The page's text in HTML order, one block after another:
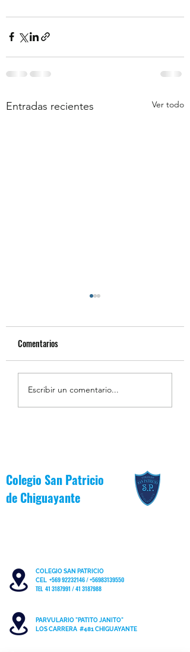
Entradas recientes Ver todo
Resumen de la Semana de
Comentarios
Escribir un comentario...
Colegio San Patricio
de Chiguayante
COLEGIO SAN PATRICIO
CEL +569 92232146/+56983139550
TEL 41 3187991 / 41 3187988
PARVULARIO "PATITO JANITO"
LOS CARRERA #481 CHIGUAYANTE